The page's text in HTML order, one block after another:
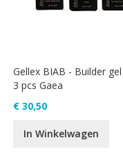
Gellex BIAB - Builder
3 pcs Gaea
€ 30,50
In Winkelwagen